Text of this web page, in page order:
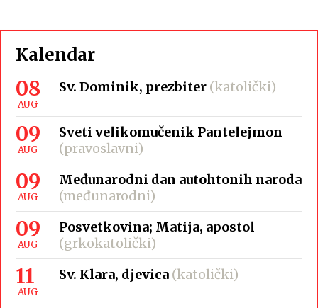
Kalendar
08
AUG
Sv. Dominik, prezbiter (katolički)
09
AUG
Sveti velikomučenik Pantelejmon
(pravoslavni)
09
AUG
Međunarodni dan autohtonih naroda
(međunarodni)
09
AUG
Posvetkovina; Matija, apostol
(grkokatolički)
11
AUG
Sv. Klara, djevica (katolički)